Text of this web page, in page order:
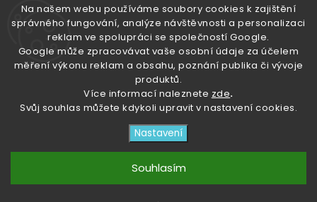
Na našem webu používáme soubory cookies k zajištění
správného fungování, analýze návštěvnosti a personalizaci
reklam ve spolupráci se společností Google.
Google může zpracovávat vaše osobní údaje za účelem
měření výkonu reklam a obsahu, poznání publika či vývoje
produktů.
Více informací naleznete zde.
Svůj souhlas můžete kdykoli upravit v nastavení cookies.
Nastavení
Souhlasím
Instagram
Ať už ti nic neunikne!
3RACHAshop
vyhrazena.
Upravit nastavení cookies